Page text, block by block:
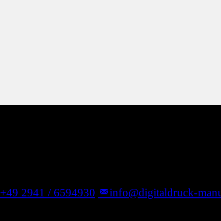
+49 2941 / 6594930
info@digitaldruck-